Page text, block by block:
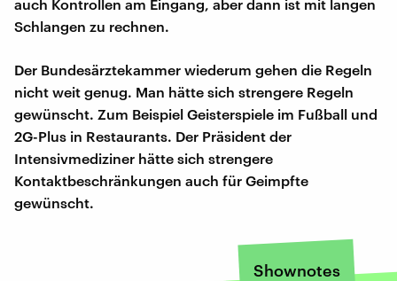
auch Kontrollen am Eingang, aber dann ist mit langen
Schlangen zu rechnen.
Der Bundesärztekammer wiederum gehen die Regeln
nicht weit genug. Man hätte sich strengere Regeln
gewünscht. Zum Beispiel Geisterspiele im Fußball und
2G-Plus in Restaurants. Der Präsident der
Intensivmediziner hätte sich strengere
Kontaktbeschränkungen auch für Geimpfte
gewünscht.
Shownotes